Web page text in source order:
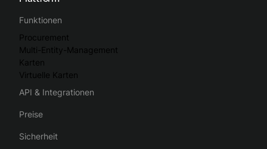
Funktionen
Procurement
Multi-Entity-Management
Karten
Virtuelle Karten
API & Integrationen
Preise
Sicherheit